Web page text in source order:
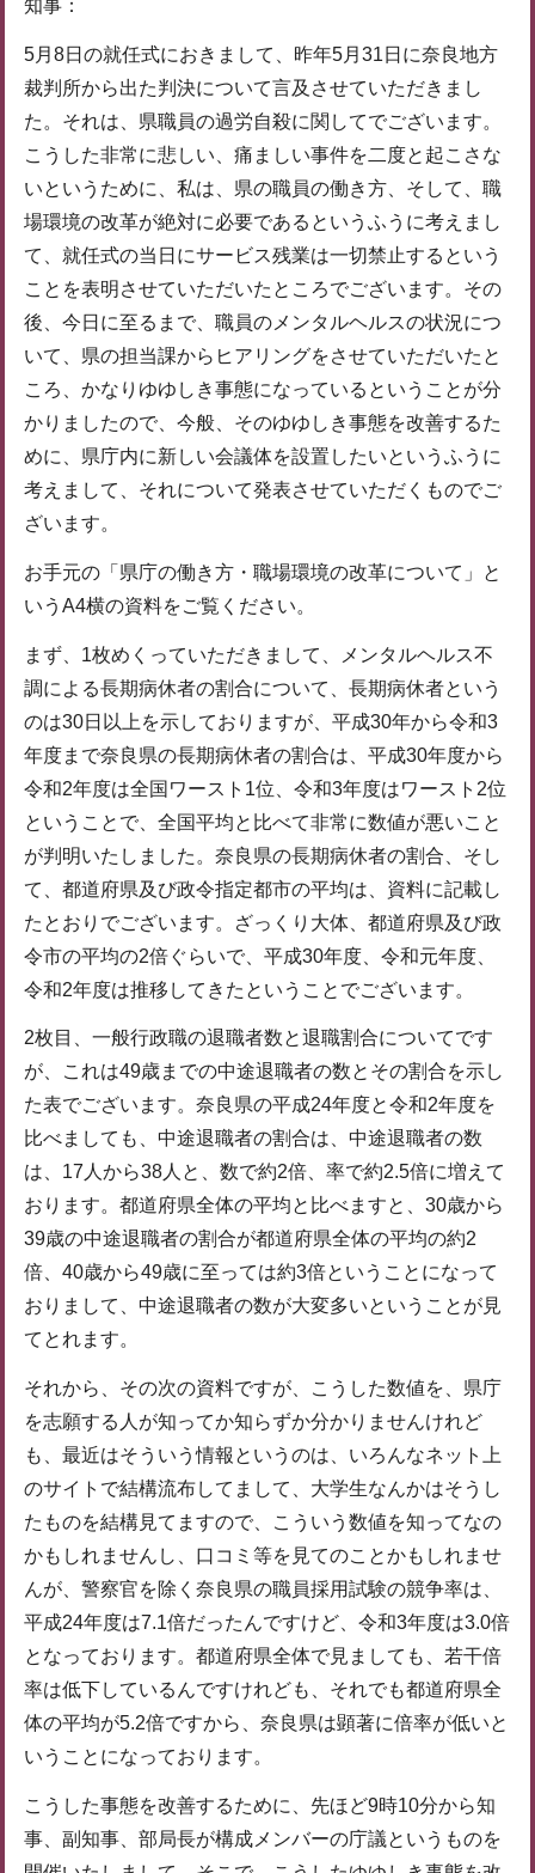
知事：
5月8日の就任式におきまして、昨年5月31日に奈良地方
裁判所から出た判決について言及させていただきまし
た。それは、県職員の過労自殺に関してでございます。
こうした非常に悲しい、痛ましい事件を二度と起こさな
いというために、私は、県の職員の働き方、そして、職
場環境の改革が絶対に必要であるというふうに考えまし
て、就任式の当日にサービス残業は一切禁止するという
ことを表明させていただいたところでございます。その
後、今日に至るまで、職員のメンタルヘルスの状況につ
いて、県の担当課からヒアリングをさせていただいたと
ころ、かなりゆゆしき事態になっているということが分
かりましたので、今般、そのゆゆしき事態を改善するた
めに、県庁内に新しい会議体を設置したいというふうに
考えまして、それについて発表させていただくものでご
ざいます。
お手元の「県庁の働き方・職場環境の改革について」と
いうA4横の資料をご覧ください。
まず、1枚めくっていただきまして、メンタルヘルス不
調による長期病休者の割合について、長期病休者という
のは30日以上を示しておりますが、平成30年から令和3
年度まで奈良県の長期病休者の割合は、平成30年度から
令和2年度は全国ワースト1位、令和3年度はワースト2位
ということで、全国平均と比べて非常に数値が悪いこと
が判明いたしました。奈良県の長期病休者の割合、そし
て、都道府県及び政令指定都市の平均は、資料に記載し
たとおりでございます。ざっくり大体、都道府県及び政
令市の平均の2倍ぐらいで、平成30年度、令和元年度、
令和2年度は推移してきたということでございます。
2枚目、一般行政職の退職者数と退職割合についてです
が、これは49歳までの中途退職者の数とその割合を示し
た表でございます。奈良県の平成24年度と令和2年度を
比べましても、中途退職者の割合は、中途退職者の数
は、17人から38人と、数で約2倍、率で約2.5倍に増えて
おります。都道府県全体の平均と比べますと、30歳から
39歳の中途退職者の割合が都道府県全体の平均の約2
倍、40歳から49歳に至っては約3倍ということになって
おりまして、中途退職者の数が大変多いということが見
てとれます。
それから、その次の資料ですが、こうした数値を、県庁
を志願する人が知ってか知らずか分かりませんけれど
も、最近はそういう情報というのは、いろんなネット上
のサイトで結構流布してまして、大学生なんかはそうし
たものを結構見てますので、こういう数値を知ってなの
かもしれませんし、口コミ等を見てのことかもしれませ
んが、警察官を除く奈良県の職員採用試験の競争率は、
平成24年度は7.1倍だったんですけど、令和3年度は3.0倍
となっております。都道府県全体で見ましても、若干倍
率は低下しているんですけれども、それでも都道府県全
体の平均が5.2倍ですから、奈良県は顕著に倍率が低いと
いうことになっております。
こうした事態を改善するために、先ほど9時10分から知
事、副知事、部局長が構成メンバーの庁議というものを